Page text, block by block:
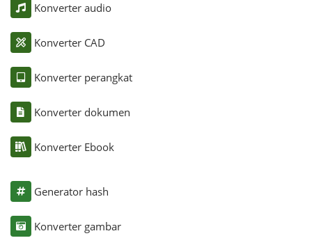
Konverter audio
Konverter CAD
Konverter perangkat
Konverter dokumen
Konverter Ebook
Generator hash
Konverter gambar